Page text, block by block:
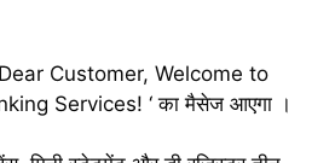
Dear Customer, Welcome to
Services! ‘ का मैसेज आएगा ।